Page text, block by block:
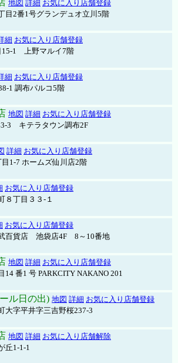
地図 詳細 お気に入り店舗登録
目2番1号グランデュオ立川5階
細 お気に入り店舗登録
15-1 上野マルイ7階
細 お気に入り店舗登録
1 調布パルコ5階
地図 詳細 お気に入り店舗登録
3 キテラタウン調布2F
詳細 お気に入り店舗登録
1-7 ホームズ仙川店2階
お気に入り店舗登録
８丁目３３-１
お気に入り店舗登録
百貨店 池袋店4F 8～10番地
地図 詳細 お気に入り店舗登録
14 番1 号 PARKCITY NAKANO 201
ル日の出) 地図 詳細 お気に入り店舗登録
大字平井字三吉野桜237-3
地図 詳細 お気に入り店舗解除
丘1-1-1